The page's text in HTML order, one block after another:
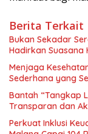
Berita Terkait
Bukan Sekadar
Hadirkan Suasana
Menjaga
Sederhana yang
Bantah “Tangkap
Transparan dan
Perkuat Inklusi